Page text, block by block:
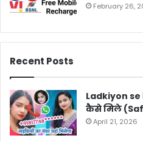
February 26,
Recent Posts
Ladkiyon
कैसे मिले
April 21, 2026